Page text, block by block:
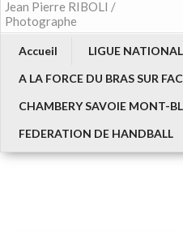
Jean Pierre RIBOLI /
Photographe
Accueil
LIGUE
A LA FORCE DU BRAS SUR
CHAMBERY SAVOIE MONT-
FEDERATION DE HANDBALL